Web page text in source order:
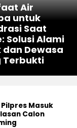
Air
untuk
Saat
Solusi Alami
dan Dewasa
Terbukti
Masuk
Calon